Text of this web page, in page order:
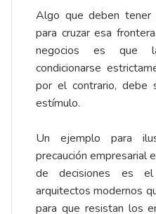
Algo que deben tener
para cruzar esa
negocios es que
condicionarse
por el contrario, debe
estímulo.
Un ejemplo para
precaución empresarial
de decisiones es
arquitectos modernos
para que resistan los